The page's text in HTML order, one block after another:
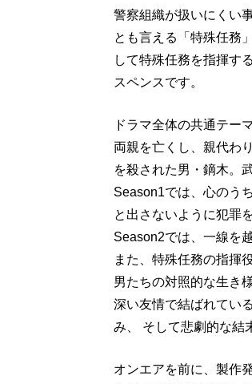
警察組織が扱いにくい
とも言える「特殊任務
して特殊任務を指揮す
スペンスです。
ドラマ全体の共通テー
両親を亡くし、親代わ
を殺された男・鏑木。
Season1では、心のう
と出さないように犯罪
Season2では、一線を
また、特殊任務の指揮
男たちの対照的な生き
深い友情で結ばれてい
み、 そして悲劇的な結
オンエアを前に、製作